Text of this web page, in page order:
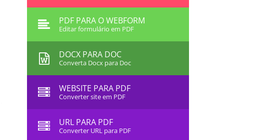
PDF PARA O WEBFORM
Editar formulário em PDF
DOCX PARA DOC
Converta Docx para Doc
WEBSITE PARA PDF
Converter site em PDF
URL PARA PDF
Converter URL para PDF